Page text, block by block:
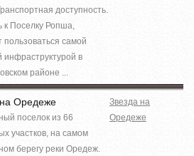
доступность.
к Поселку Ропша,
пользоваться самой
инфраструктурой в
районе ...
Оредеже
поселок из 66
участков, на самом
берегу реки Оредеж.
Звезда на
Оредеже